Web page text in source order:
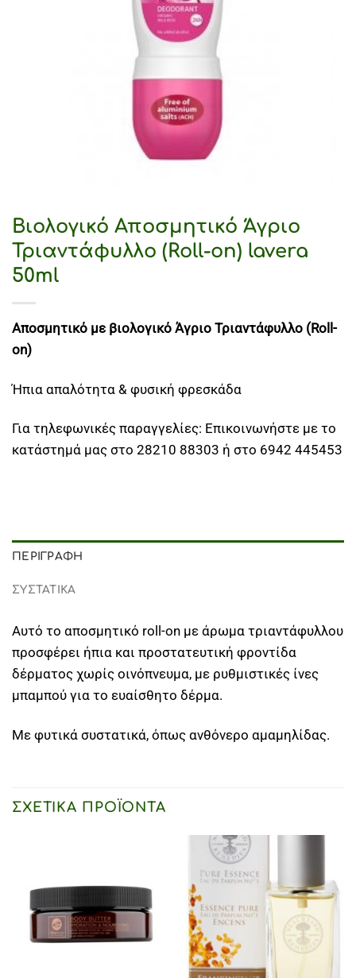
Βιολογικό Αποσμητικό Άγριο
Τριαντάφυλλο (Roll-on) lavera
50ml
Αποσμητικό με βιολογικό Άγριο Τριαντάφυλλο (Roll-
on)
Ήπια απαλότητα & φυσική φρεσκάδα
Για τηλεφωνικές παραγγελίες: Επικοινωνήστε με το
κατάστημά μας στο 28210 88303 ή στο 6942 445453
ΠΕΡΙΓΡΑΦΉ
ΣΥΣΤΑΤΙΚΑ
Αυτό το αποσμητικό roll-on με άρωμα τριαντάφυλλου
προσφέρει ήπια και προστατευτική φροντίδα
δέρματος χωρίς οινόπνευμα, με ρυθμιστικές ίνες
μπαμπού για το ευαίσθητο δέρμα.
Με φυτικά συστατικά, όπως ανθόνερο αμαμηλίδας.
ΣΧΕΤΙΚΆ ΠΡΟΪΌΝΤΑ